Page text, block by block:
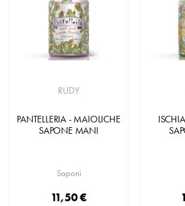
RUDY
PANTELLERIA - MAIOLICHE
SAPONE MANI
Saponi
11,50 €